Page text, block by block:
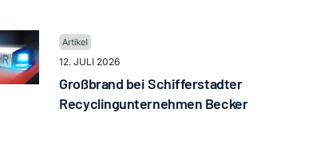
12. JULI 2026
Großbrand bei Schifferstadter
Recyclingunternehmen Becker